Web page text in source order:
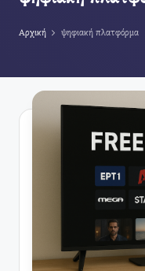
Αρχική ψηφιακή πλατφόρμα